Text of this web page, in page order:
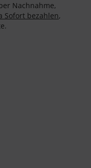
Nachnahme,
Sofort bezahlen,